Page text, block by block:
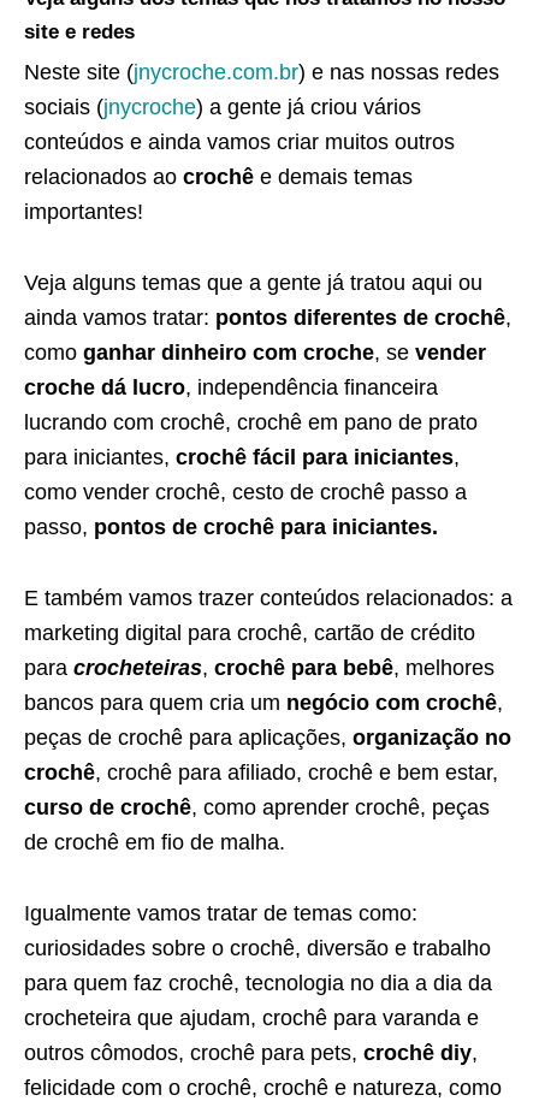
site e redes
Neste site (jnycroche.com.br) e nas nossas redes
sociais (jnycroche) a gente já criou vários
conteúdos e ainda vamos criar muitos outros
relacionados ao crochê e demais temas
importantes!
Veja alguns temas que a gente já tratou aqui ou
ainda vamos tratar: pontos diferentes de crochê,
como ganhar dinheiro com croche, se vender
croche dá lucro, independência financeira
lucrando com crochê, crochê em pano de prato
para iniciantes, crochê fácil para iniciantes,
como vender crochê, cesto de crochê passo a
passo, pontos de crochê para iniciantes.
E também vamos trazer conteúdos relacionados: a
marketing digital para crochê, cartão de crédito
para crocheteiras, crochê para bebê, melhores
bancos para quem cria um negócio com crochê,
peças de crochê para aplicações, organização no
crochê, crochê para afiliado, crochê e bem estar,
curso de crochê, como aprender crochê, peças
de crochê em fio de malha.
Igualmente vamos tratar de temas como:
curiosidades sobre o crochê, diversão e trabalho
para quem faz crochê, tecnologia no dia a dia da
crocheteira que ajudam, crochê para varanda e
outros cômodos, crochê para pets, crochê diy,
felicidade com o crochê, crochê e natureza, como